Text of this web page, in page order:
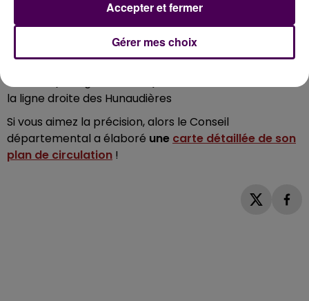
(Mulsanne - Arnage) entre le giratoire de
Mulsanne et le giratoire du virage d’Arnage
(Moncé-en-Belin - Le Mans) entre le virage
- la
la ligne droite des Hunaudières
Si vous aimez la précision, alors le Conseil
départemental a élaboré une carte détaillée de son
plan de circulation !
Gérer mes choix
Accepter et fermer